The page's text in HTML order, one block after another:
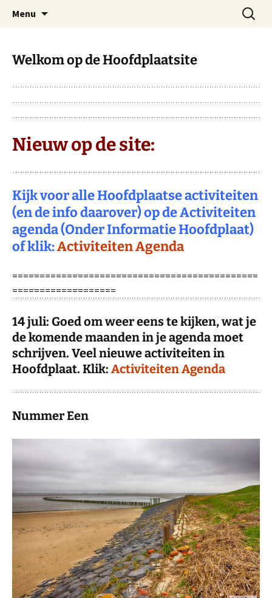
Hoofdplaat.com
Dorp achter de dijk
Menu
Zoeken
naar:
Welkom op de Hoofdplaatsite
Nieuw op de site:
Kijk voor alle Hoofdplaatse activiteiten
(en de info daarover) op de Activiteiten
agenda (Onder Informatie Hoofdplaat)
of klik:Activiteiten Agenda
=============================================
===================
14 juli: Goed om weer eens te kijken, wat je
de komende maanden in je agenda moet
schrijven. Veel nieuwe activiteiten in
Hoofdplaat. Klik: Activiteiten Agenda
Nummer Een